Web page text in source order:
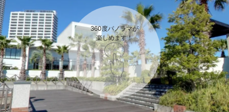
360度パノラマが
楽しめます！